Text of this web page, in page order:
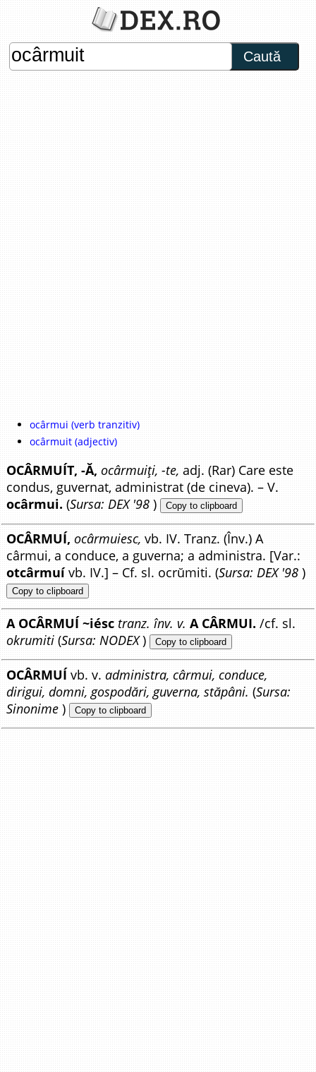
Caută
ocârmui (verb tranzitiv)
ocârmuit (adjectiv)
OCÂRMUÍT, -Ă, ocârmuiți, -te, adj. (Rar) Care este
condus, guvernat, administrat (de cineva). – V.
ocârmui. (Sursa: DEX '98 ) Copy to clipboard
OCÂRMUÍ, ocârmuiesc, vb. IV. Tranz. (Înv.) A
cârmui, a conduce, a guverna; a administra. [Var.:
otcârmuívb. IV.] – Cf. sl. ocrŭmiti. (Sursa: DEX '98 )
Copy to clipboard
A OCÂRMUÍ ~iésc tranz. înv. v. A CÂRMUI. /cf. sl.
okrumiti (Sursa: NODEX) Copy to clipboard
OCÂRMUÍ vb. v.administra, cârmui, conduce,
dirigui, domni, gospodări, guverna, stăpâni. (Sursa:
Sinonime ) Copy to clipboard